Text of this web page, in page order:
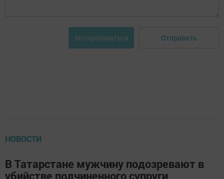
Авторизоваться Отправить
НОВОСТИ
В Татарстане мужчину подозревают в
убийстве подчиненного супруги